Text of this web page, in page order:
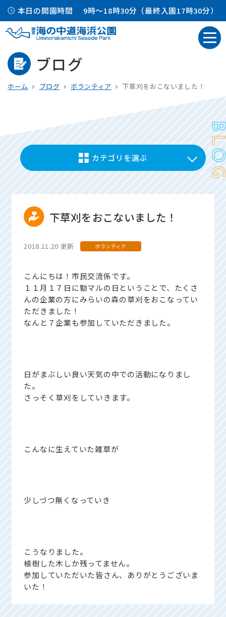
本日の開園時間 9時～18時30分（最終入園17時30分）
ブログ
ホーム ブログ ボランティア 下草刈をおこないました！
カテゴリを選ぶ
下草刈をおこないました！
2018.11.20 更新 ボランティア
こんにちは！市民交流係です。
１１月１７日に勤マルの日ということで、たくさ
んの企業の方にみらいの森の草刈をおこなってい
ただきました！
なんと７企業も参加していただきました。
日がまぶしい良い天気の中での活動になりまし
た。
さっそく草刈をしていきます。
こんなに生えていた雑草が
少しづつ無くなっていき
こうなりました。
植樹した木しか残ってません。
参加していただいた皆さん、ありがとうございま
いた！